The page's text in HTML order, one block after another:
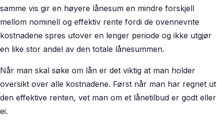
samme vis gir en høyere lånesum en mindre forskjell
mellom nominell og effektiv rente fordi de ovennevnte
kostnadene spres utover en lenger periode og ikke utgjør
en like stor andel av den totale lånesummen.
Når man skal søke om lån er det viktig at man holder
oversikt over alle kostnadene. Først når man har regnet ut
den effektive renten, vet man om et lånetilbud er godt eller
ei.